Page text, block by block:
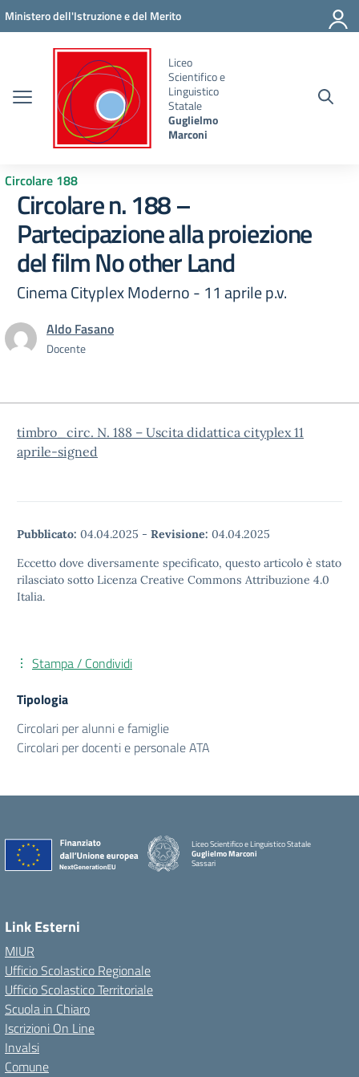
Vai ai contenuti
Vai al menu di navigazione
Vai al footer
Ministero dell'Istruzione e del Merito
Liceo
Scientifico e
Linguistico
Statale
Guglielmo
Marconi
Circolare 188
Circolare n. 188 –
Partecipazione alla proiezione
del film No other Land
Cinema Cityplex Moderno - 11 aprile p.v.
Aldo Fasano
Docente
timbro_circ. N. 188 – Uscita didattica cityplex 11
aprile-signed
Pubblicato: 04.04.2025 - Revisione: 04.04.2025
Eccetto dove diversamente specificato, questo articolo è stato
rilasciato sotto Licenza Creative Commons Attribuzione 4.0
Italia.
Stampa / Condividi
Tipologia
Circolari per alunni e famiglie
Circolari per docenti e personale ATA
Liceo Scientifico e Linguistico Statale
Guglielmo Marconi
Sassari
Link Esterni
MIUR
Ufficio Scolastico Regionale
Ufficio Scolastico Territoriale
Scuola in Chiaro
Iscrizioni On Line
Invalsi
Comune